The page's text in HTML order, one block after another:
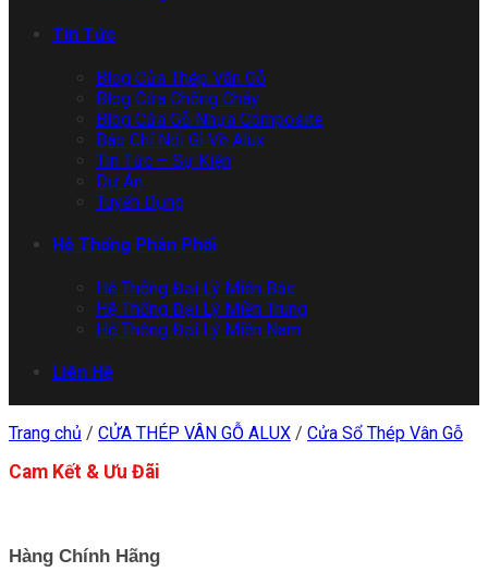
Tin Tức
Blog Cửa Thép Vân Gỗ
Blog Cửa Chống Cháy
Blog Cửa Gỗ Nhựa Composite
Báo Chí Nói Gì Về Alux
Tin Tức – Sự Kiện
Dự Án
Tuyển Dụng
Hệ Thống Phân Phối
Hệ Thống Đại Lý Miền Bắc
Hệ Thống Đại Lý Miền Trung
Hệ Thống Đại Lý Miền Nam
Liên Hệ
Trang chủ / CỬA THÉP VÂN GỖ ALUX / Cửa Sổ Thép Vân Gỗ
Cam Kết & Ưu Đãi
Hàng Chính Hãng